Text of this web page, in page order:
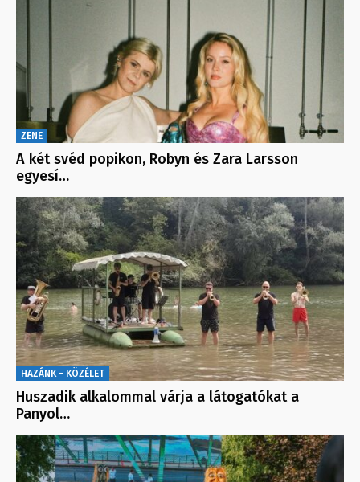
ZENE
A két svéd popikon, Robyn és Zara Larsson
egyesí…
HAZÁNK - KÖZÉLET
Huszadik alkalommal várja a látogatókat a
Panyol…